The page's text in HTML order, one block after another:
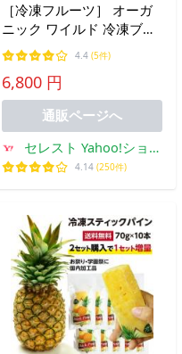
［冷凍フルーツ］ オーガ
ニック ワイルド 冷凍ブル
ーベリー 2kg (1kg×2袋) (野
生種) ［冷凍のみ］ 5袋ま
で1配送でお届け【送料無
料】【3〜4営業日以内に
4.4 (5件)
6,800 円
通販ページへ
セレスト Yahoo!ショッ
ピング店
4.14 (250件)